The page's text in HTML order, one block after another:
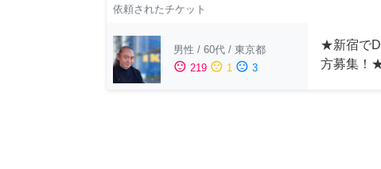
依頼されたチケット
男性 / 60代 / 東京都
sentiment_satisfied 219 sentiment_neutral 1 sentiment_dissatisfied 3
★新宿で
方募集！